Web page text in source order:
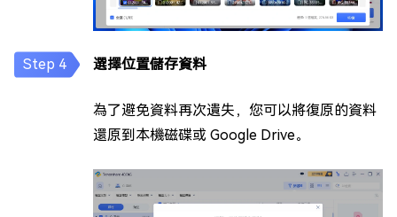
選擇位置儲存資料
為了避免資料再次遺失，您可以將復原的資料
還原到本機磁碟或 Google Drive。